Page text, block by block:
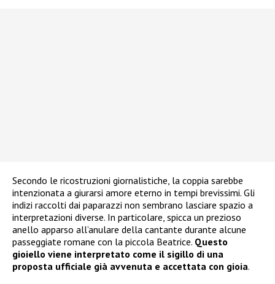
Secondo le ricostruzioni giornalistiche, la coppia sarebbe
intenzionata a giurarsi amore eterno in tempi brevissimi. Gli
indizi raccolti dai paparazzi non sembrano lasciare spazio a
interpretazioni diverse. In particolare, spicca un prezioso
anello apparso all’anulare della cantante durante alcune
passeggiate romane con la piccola Beatrice. Questo
gioiello viene interpretato come il sigillo di una
proposta ufficiale già avvenuta e accettata con gioia.